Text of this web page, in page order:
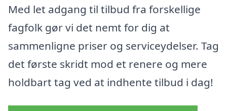
Med let adgang til tilbud fra forskellige
fagfolk gør vi det nemt for dig at
sammenligne priser og serviceydelser. Tag
det første skridt mod et renere og mere
holdbart tag ved at indhente tilbud i dag!